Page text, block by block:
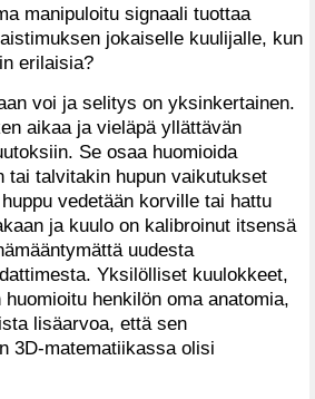
manipuloitu signaali tuottaa
jokaiselle kuulijalle, kun
erilaisia?
voi ja selitys on yksinkertainen.
aikaa ja vieläpä yllättävän
Se osaa huomioida
tai talvitakin hupun vaikutukset
vedetään korville tai hattu
ja kuulo on kalibroinut itsensä
uudesta
Yksilölliset kuulokkeet,
henkilön oma anatomia,
lisäarvoa, että sen
3D-matematiikassa olisi